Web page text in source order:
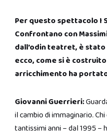
Per questo spettacolo I
Confrontano con
dall’odin teatret, è
ecco, come si è
arricchimento ha
Giovanni Guerrieri:
il cambio di immaginario.
tantissimi anni – dal 1995 –